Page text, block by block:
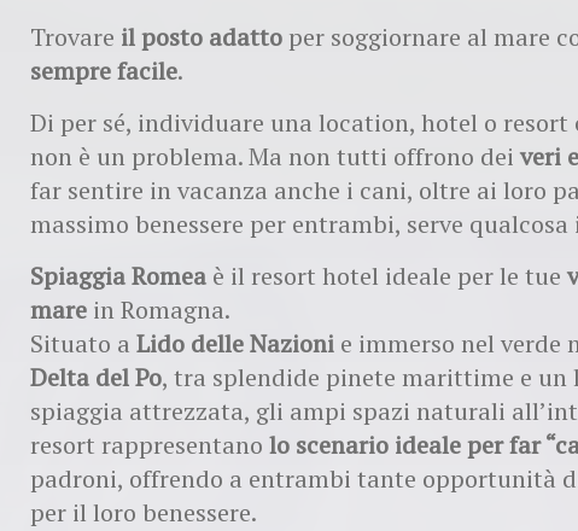
Trovare il posto adatto per soggiornare al mare
sempre facile.
Di per sé, individuare una location, hotel o
non è un problema. Ma non tutti offrono dei veri
far sentire in vacanza anche i cani, oltre ai loro
massimo benessere per entrambi, serve
Spiaggia Romea è il resort hotel ideale per le tue
mare in Romagna.
Situato a Lido delle Nazioni e immerso nel verde
Delta del Po, tra splendide pinete marittime e un
spiaggia attrezzata, gli ampi spazi naturali
resort rappresentano lo scenario ideale per far
padroni, offrendo a entrambi tante opportunità
per il loro benessere.